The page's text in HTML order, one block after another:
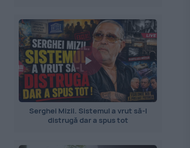
Serghei Mizil. Sistemul a vrut să-l
distrugă dar a spus tot